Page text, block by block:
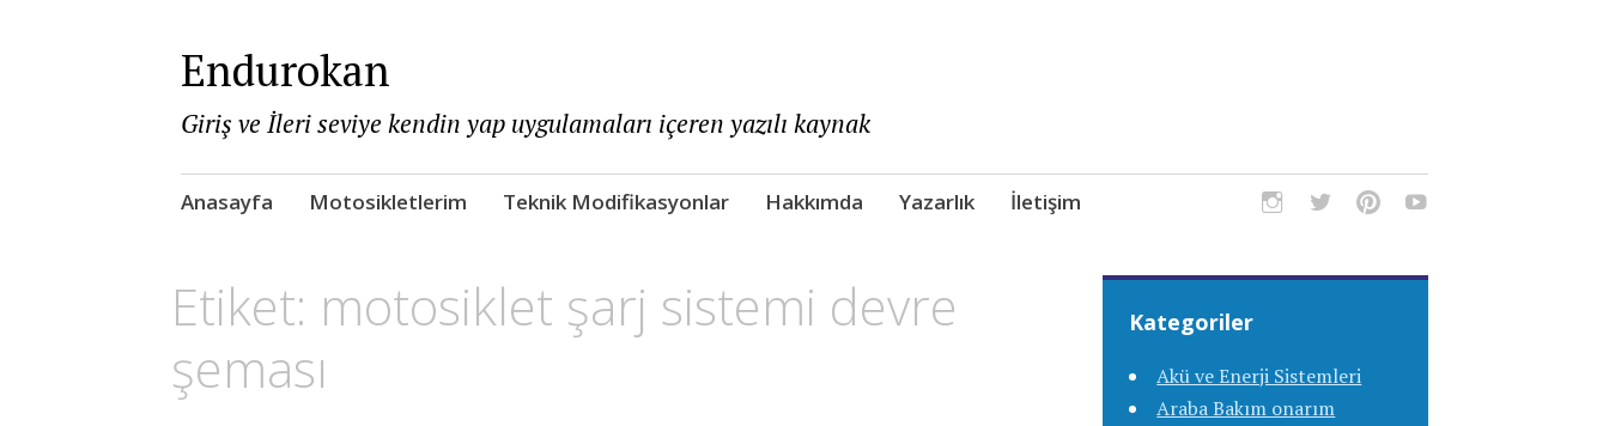
Endurokan
Giriş ve İleri seviye kendin yap uygulamaları içeren yazılı kaynak
Skip
Anasayfa Motosikletlerim Teknik Modifikasyonlar Hakkımda Yazarlık İletişim
Etiket: motosiklet şarj sistemi devre
şeması
Kategoriler
Akü ve Enerji Sistemleri
Araba Bakım onarım